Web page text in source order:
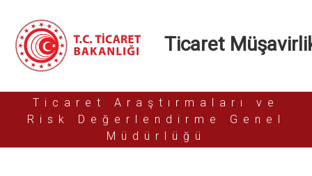
Ticaret
Ticaret Araştırmaları ve
Risk Değerlendirme Genel
Müdürlüğü